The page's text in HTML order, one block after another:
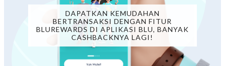
DAPATKAN KEMUDAHAN
BERTRANSAKSI DENGAN FITUR
BLUREWARDS DI APLIKASI BLU, BANYAK
CASHBACKNYA LAGI!